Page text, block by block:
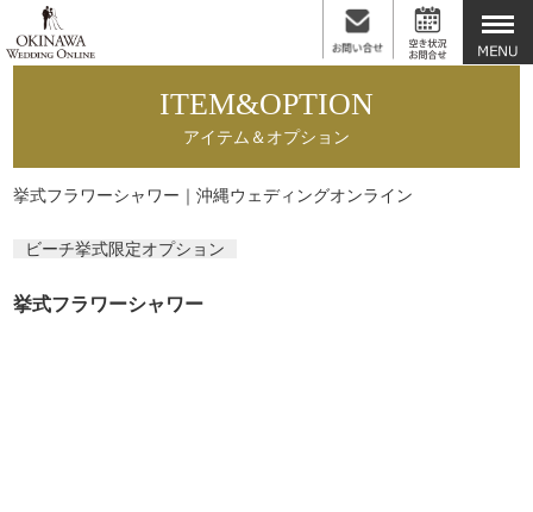
ITEM&OPTION
アイテム＆オプション
挙式フラワーシャワー｜沖縄ウェディングオンライン
ビーチ挙式限定オプション
挙式フラワーシャワー